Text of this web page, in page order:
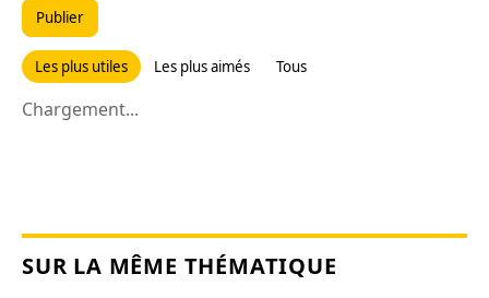
Publier
Les plus utiles Les plus aimés Tous
Chargement...
SUR LA MÊME THÉMATIQUE